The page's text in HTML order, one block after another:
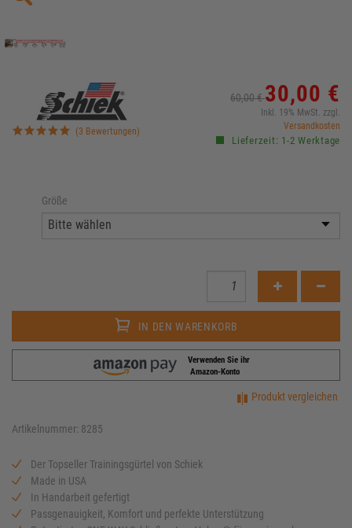
(3 Bewertungen)
60,00 €30,00 €
Inkl. 19% MwSt. zzgl.
Versandkosten
Lieferzeit: 1-2 Werktage
Größe
IN DEN WARENKORB
Verwenden Sie ihr
Amazon-Konto
Produkt vergleichen
Artikelnummer: 8285
Der Topseller Trainingsgürtel von Schiek
Made in USA
In Handarbeit gefertigt
Passgenauigkeit, Komfort und perfekte Unterstützung